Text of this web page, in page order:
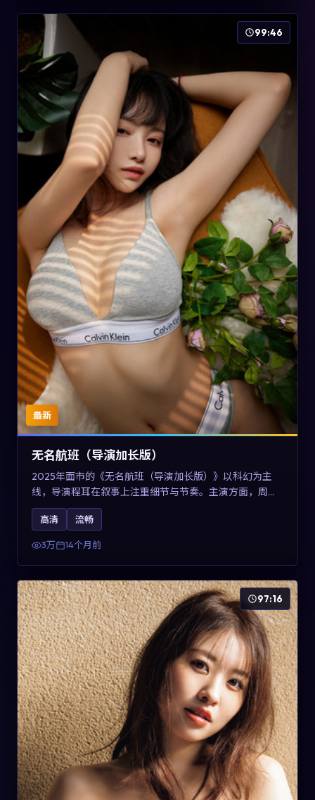
最新
99:46
无名航班（导演加长版）
2025年面市的《无名航班（导演加长版）》以科幻为主
线，导演程耳在叙事上注重细节与节奏。主演方面，周冬
雨、凯特·布兰切特与巩俐的表演为角色增添层次。故事以
女性视角重写传统类型片的叙事惯性，可作为美国影视爱
好者的高清观影选择。
高清 流畅
3万 14个月前
97:16